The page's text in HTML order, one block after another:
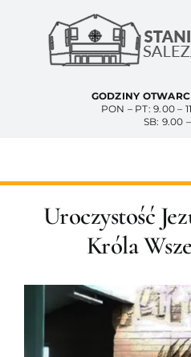
zawartości
GODZINY
PON – PT: 9.00 –
SB: 9.00
Start
Historia
Uroczystość
Króla